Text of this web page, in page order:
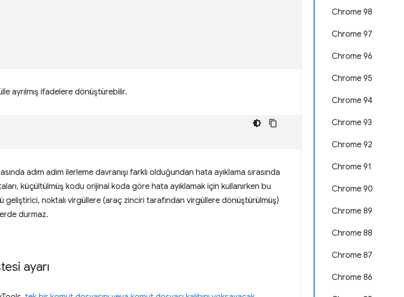
Chrome 98
Chrome 97
Chrome 96
Chrome 95
Chrome 94
Chrome 93
Chrome 92
Chrome 91
Chrome 90
Chrome 89
Chrome 88
Chrome 87
Chrome 86
ayrılmış ifadelere dönüştürebilir.
adım adım ilerleme davranışı farklı olduğundan hata ayıklama sırasında
küçültülmüş kodu orijinal koda göre hata ayıklamak için kullanırken bu
geliştirici, noktalı virgüllere (araç zinciri tarafından virgüllere dönüştürülmüş)
durmaz.
ayarı